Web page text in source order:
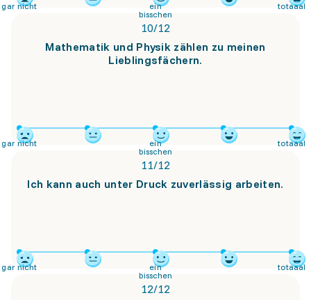
gar nicht
ein
bisschen
totaaal
10/12
Mathematik und Physik zählen zu meinen
Lieblingsfächern.
gar nicht
ein
bisschen
totaaal
11/12
Ich kann auch unter Druck zuverlässig arbeiten.
gar nicht
ein
bisschen
totaaal
12/12